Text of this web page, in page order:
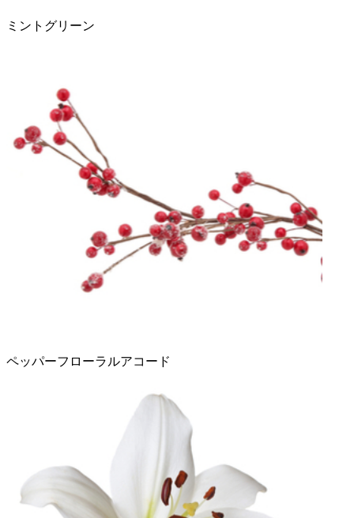
ミントグリーン
ペッパーフローラルアコード